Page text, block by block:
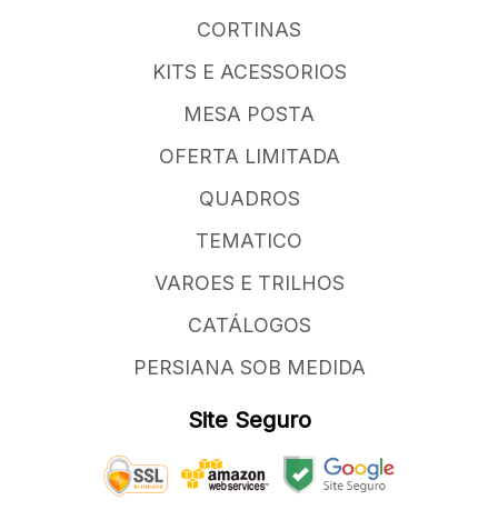
CORTINAS
KITS E ACESSORIOS
MESA POSTA
OFERTA LIMITADA
QUADROS
TEMATICO
VAROES E TRILHOS
CATÁLOGOS
PERSIANA SOB MEDIDA
Site Seguro